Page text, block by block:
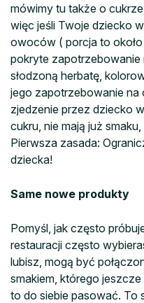
mówimy tu także o
więc jeśli Twoje dziecko
owoców ( porcja to
pokryte zapotrzebowanie
słodzoną herbatę,
jego zapotrzebowanie na
zjedzenie przez dziecko
cukru, nie mają już
Pierwsza zasada:
dziecka!
Same nowe produkty
Pomyśl, jak często
restauracji często
lubisz, mogą być
smakiem, którego
to do siebie pasować. To